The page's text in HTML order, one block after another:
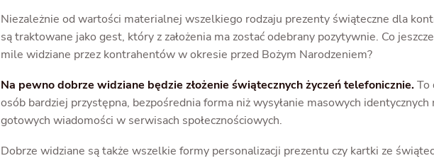
Niezależnie od wartości materialnej wszelkiego rodzaju prezenty świąteczne dla
są traktowane jako gest, który z założenia ma zostać odebrany pozytywnie. Co
mile widziane przez kontrahentów w okresie przed Bożym Narodzeniem?
Na pewno dobrze widziane będzie złożenie świątecznych życzeń telefonicznie.To
osób bardziej przystępna, bezpośrednia forma niż wysyłanie masowych
gotowych wiadomości w serwisach społecznościowych.
Dobrze widziane są także wszelkie formy personalizacji prezentu czy kartki ze